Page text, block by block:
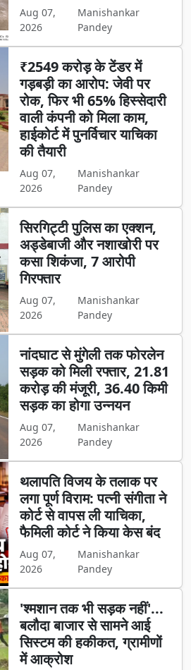
Aug 07,
2026
Manishankar
Pandey
₹2549 करोड़ के टेंडर में
गड़बड़ी का आरोप: जेवी पर
रोक, फिर भी 65% हिस्सेदारी
वाली कंपनी को मिला काम,
हाईकोर्ट में पुनर्विचार याचिका
की तैयारी
Aug 07,
2026
Manishankar
Pandey
सिरगिट्टी पुलिस का एक्शन,
अड्डेबाजी और नशाखोरी पर
कसा शिकंजा, 7 आरोपी
गिरफ्तार
Aug 07,
2026
Manishankar
Pandey
नांदघाट से मुंगेली तक फोरलेन
सड़क को मिली रफ्तार, 21.81
करोड़ की मंजूरी, 36.40 किमी
सड़क का होगा उन्नयन
Aug 07,
2026
Manishankar
Pandey
थलापति विजय के तलाक पर
लगा पूर्ण विराम: पत्नी संगीता ने
कोर्ट से वापस ली याचिका,
फैमिली कोर्ट ने किया केस बंद
Aug 07,
2026
Manishankar
Pandey
'श्मशान तक भी सड़क नहीं'...
बलौदा बाजार से सामने आई
सिस्टम की हकीकत, ग्रामीणों
में आक्रोश